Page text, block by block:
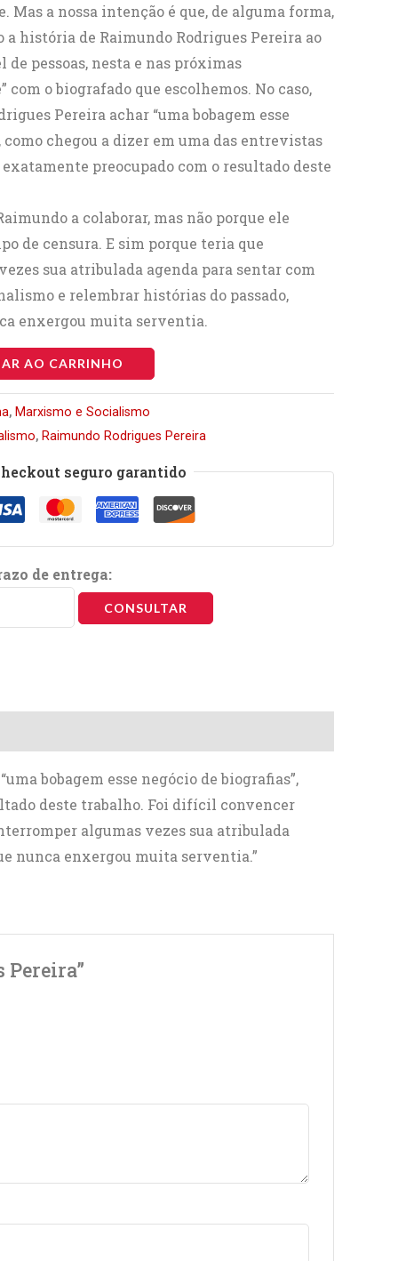
Mas a nossa intenção é que, de alguma forma,
a história de Raimundo Rodrigues Pereira ao
pessoas, nesta e nas próximas
com o biografado que escolhemos. No caso,
Pereira achar “uma bobagem esse
como chegou a dizer em uma das entrevistas
preocupado com o resultado deste
a colaborar, mas não porque ele
de censura. E sim porque teria que
sua atribulada agenda para sentar com
e relembrar histórias do passado,
enxergou muita serventia.
AO CARRINHO
, Marxismo e Socialismo
, Raimundo Rodrigues Pereira
seguro garantido
de entrega:
CONSULTAR
bobagem esse negócio de biografias”,
deste trabalho. Foi difícil convencer
algumas vezes sua atribulada
nunca enxergou muita serventia.”